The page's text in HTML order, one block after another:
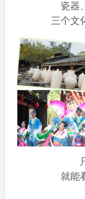
瓷器
三个文
就能